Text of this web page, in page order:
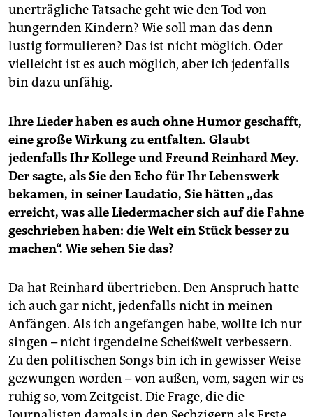
unerträgliche Tatsache geht wie den Tod von
hungernden Kindern? Wie soll man das denn
lustig formulieren? Das ist nicht möglich. Oder
vielleicht ist es auch möglich, aber ich jedenfalls
bin dazu unfähig.
Ihre Lieder haben es auch ohne Humor geschafft,
eine große Wirkung zu entfalten. Glaubt
jedenfalls Ihr Kollege und Freund Reinhard Mey.
Der sagte, als Sie den Echo für Ihr Lebenswerk
bekamen, in seiner Laudatio, Sie hätten „das
erreicht, was alle Liedermacher sich auf die Fahne
geschrieben haben: die Welt ein Stück besser zu
machen“. Wie sehen Sie das?
Da hat Reinhard übertrieben. Den Anspruch hatte
ich auch gar nicht, jedenfalls nicht in meinen
Anfängen. Als ich angefangen habe, wollte ich nur
singen – nicht irgendeine Scheißwelt verbessern.
Zu den politischen Songs bin ich in gewisser Weise
gezwungen worden – von außen, vom, sagen wir es
ruhig so, vom Zeitgeist. Die Frage, die die